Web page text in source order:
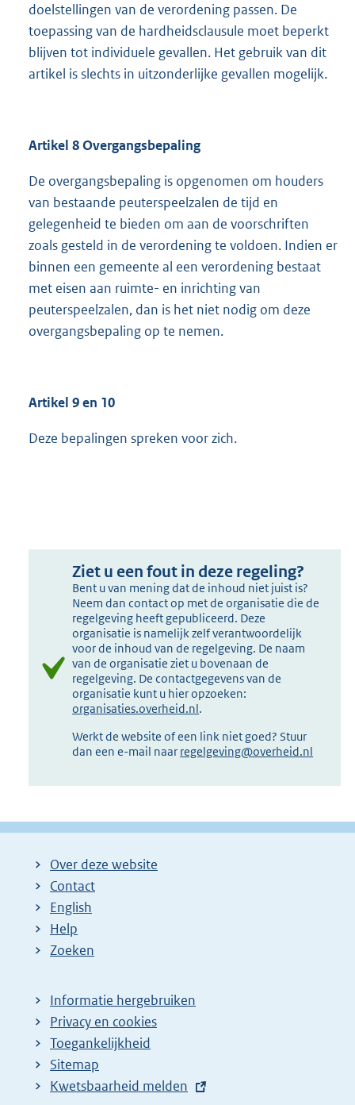
doelstellingen van de verordening passen. De
toepassing van de hardheidsclausule moet beperkt
blijven tot individuele gevallen. Het gebruik van dit
artikel is slechts in uitzonderlijke gevallen mogelijk.
Artikel 8Overgangsbepaling
De overgangsbepaling is opgenomen om houders
van bestaande peuterspeelzalen de tijd en
gelegenheid te bieden om aan de voorschriften
zoals gesteld in de verordening te voldoen. Indien er
binnen een gemeente al een verordening bestaat
met eisen aan ruimte- en inrichting van
peuterspeelzalen, dan is het niet nodig om deze
overgangsbepaling op te nemen.
Artikel 9 en 10
Deze bepalingen spreken voor zich.
Ziet u een fout in deze regeling?
Bent u van mening dat de inhoud niet juist is?
Neem dan contact op met de organisatie die de
regelgeving heeft gepubliceerd. Deze
organisatie is namelijk zelf verantwoordelijk
voor de inhoud van de regelgeving. De naam
van de organisatie ziet u bovenaan de
regelgeving. De contactgegevens van de
organisatie kunt u hier opzoeken:
organisaties.overheid.nl.
Werkt de website of een link niet goed? Stuur
dan een e-mail naar regelgeving@overheid.nl
Over deze website
Contact
English
Help
Zoeken
Informatie hergebruiken
Privacy en cookies
Toegankelijkheid
Sitemap
E
Kwetsbaarheid melden